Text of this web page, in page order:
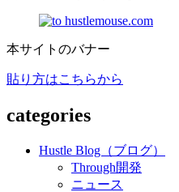
本サイトのバナー
貼り方はこちらから
categories
Hustle Blog（ブログ）
Through開発
ニュース